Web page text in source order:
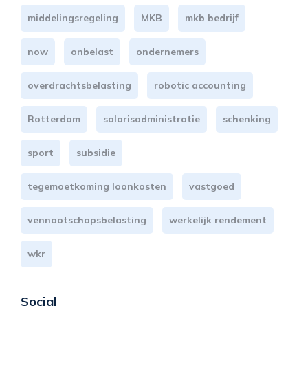
middelingsregeling MKB mkb bedrijf
now onbelast ondernemers
overdrachtsbelasting robotic accounting
Rotterdam salarisadministratie schenking
sport subsidie
tegemoetkoming loonkosten vastgoed
vennootschapsbelasting werkelijk rendement
wkr
Social